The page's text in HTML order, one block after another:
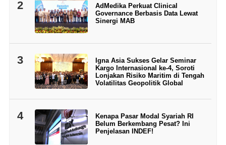
2
AdMedika Perkuat Clinical
Governance Berbasis Data Lewat
Sinergi MAB
3
Igna Asia Sukses Gelar Seminar
Kargo Internasional ke-4, Soroti
Lonjakan Risiko Maritim di Tengah
Volatilitas Geopolitik Global
4
Kenapa Pasar Modal Syariah RI
Belum Berkembang Pesat? Ini
Penjelasan INDEF!